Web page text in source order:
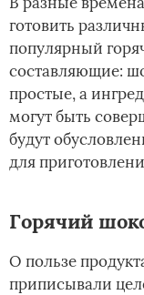
готовить
популярный
составляющие:
простые, а
могут быть
будут
для
Горячий
О пользе
приписывали